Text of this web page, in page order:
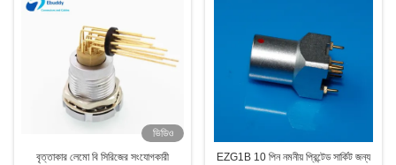
ভিডিও
বৃত্তাকার লেমো বি সিরিজের সংযোগকারী
EZG1B 10 পিন নমনীয় প্রিন্টেড সার্কিট জন্য